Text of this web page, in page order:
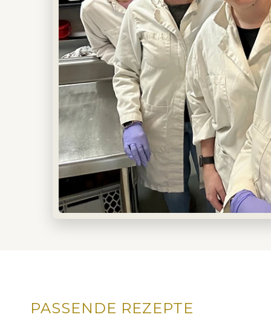
Gemüsepfannen
Reis- & Nudelgerichten
Als Basis für Fonds & Brühen
Kleiner Küchen-Tipp:
PASSENDE REZEPTE